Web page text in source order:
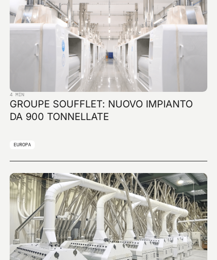
4 MIN
GROUPE SOUFFLET: NUOVO IMPIANTO
DA 900 TONNELLATE
EUROPA